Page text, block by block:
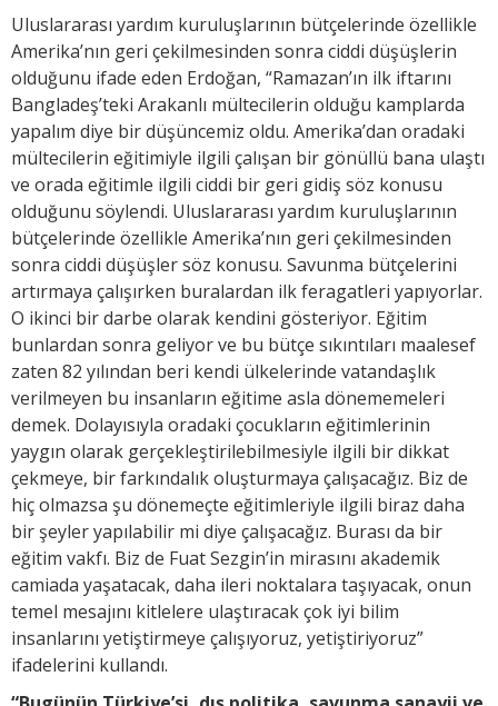
Uluslararası yardım kuruluşlarının bütçelerinde özellikle
Amerika’nın geri çekilmesinden sonra ciddi düşüşlerin
olduğunu ifade eden Erdoğan, “Ramazan’ın ilk iftarını
Bangladeş’teki Arakanlı mültecilerin olduğu kamplarda
yapalım diye bir düşüncemiz oldu. Amerika’dan oradaki
mültecilerin eğitimiyle ilgili çalışan bir gönüllü bana ulaştı
ve orada eğitimle ilgili ciddi bir geri gidiş söz konusu
olduğunu söylendi. Uluslararası yardım kuruluşlarının
bütçelerinde özellikle Amerika’nın geri çekilmesinden
sonra ciddi düşüşler söz konusu. Savunma bütçelerini
artırmaya çalışırken buralardan ilk feragatleri yapıyorlar.
O ikinci bir darbe olarak kendini gösteriyor. Eğitim
bunlardan sonra geliyor ve bu bütçe sıkıntıları maalesef
zaten 82 yılından beri kendi ülkelerinde vatandaşlık
verilmeyen bu insanların eğitime asla dönememeleri
demek. Dolayısıyla oradaki çocukların eğitimlerinin
yaygın olarak gerçekleştirilebilmesiyle ilgili bir dikkat
çekmeye, bir farkındalık oluşturmaya çalışacağız. Biz de
hiç olmazsa şu dönemeçte eğitimleriyle ilgili biraz daha
bir şeyler yapılabilir mi diye çalışacağız. Burası da bir
eğitim vakfı. Biz de Fuat Sezgin’in mirasını akademik
camiada yaşatacak, daha ileri noktalara taşıyacak, onun
temel mesajını kitlelere ulaştıracak çok iyi bilim
insanlarını yetiştirmeye çalışıyoruz, yetiştiriyoruz”
ifadelerini kullandı.